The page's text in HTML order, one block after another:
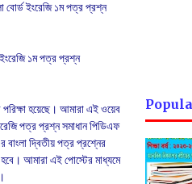
ইংরেজি ১ম পত্র প্রশ্ন
১ম পত্র প্রশ্ন
হয়েছে। আমারা এই ওয়েব
পত্র প্রশ্ন সমাধান পিডিএফ
দ্বিতীয় পত্র প্রশ্নের
আমারা এই পোস্টের মাধ্যমে